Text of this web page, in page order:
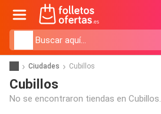
Ciudades Cubillos
Cubillos
No se encontraron tiendas en Cubillos.